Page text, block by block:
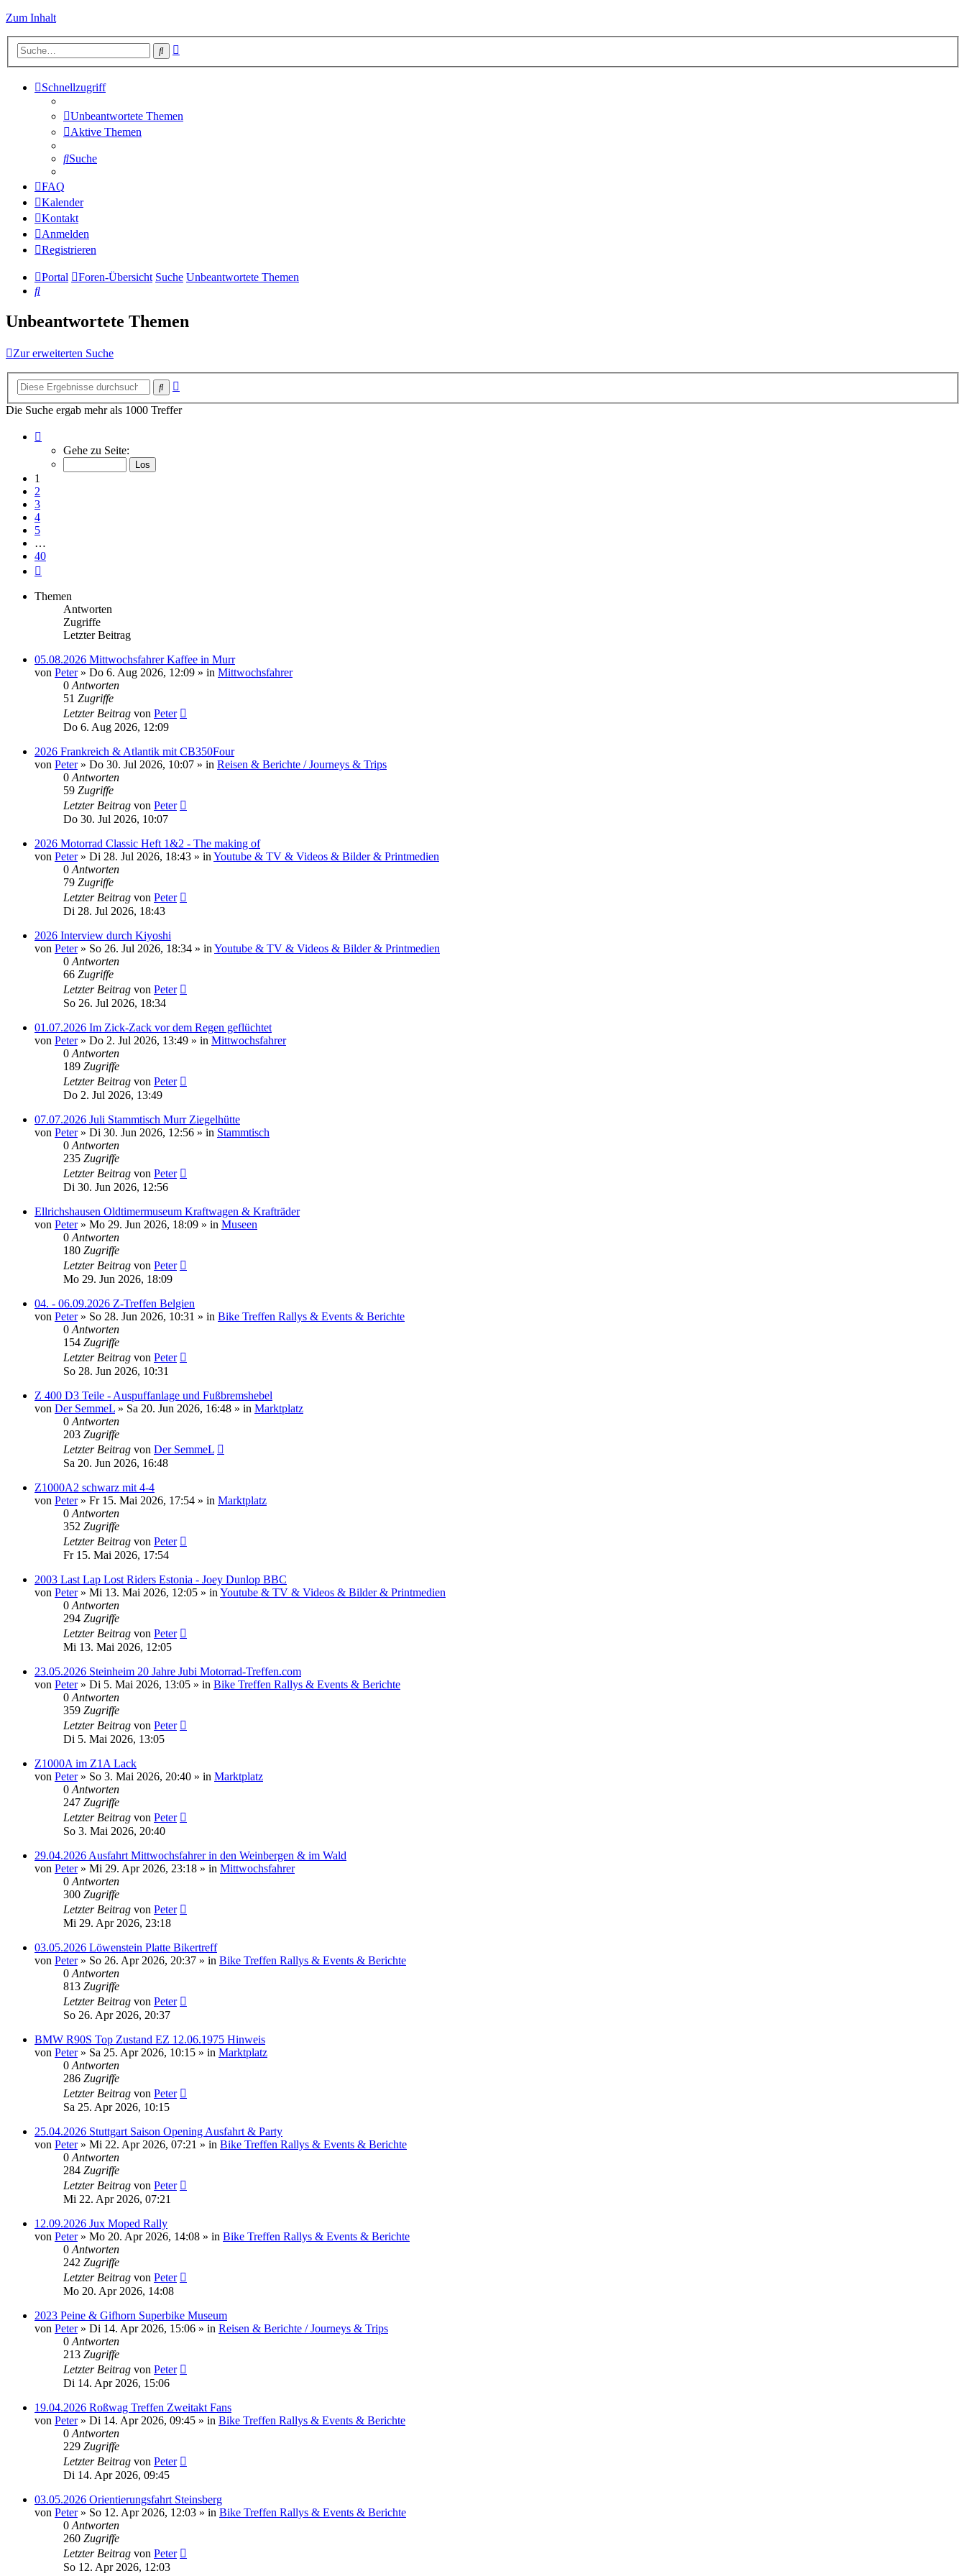
Zum Inhalt
Suche
Schnellzugriff
Unbeantwortete Themen
Aktive Themen
Suche
FAQ
Kalender
Kontakt
Anmelden
Registrieren
Portal Foren-Übersicht Suche Unbeantwortete Themen
Suche
Unbeantwortete Themen
Zur erweiterten Suche
Suche
Die Suche ergab mehr als 1000 Treffer
von
Gehe zu Seite:
1
2
3
4
5
…
40
Themen
Antworten
Zugriffe
Letzter Beitrag
05.08.2026 Mittwochsfahrer Kaffee in Murr
von Peter» Do 6. Aug 2026, 12:09 » in Mittwochsfahrer
0 Antworten
51 Zugriffe
Letzter Beitrag von Peter
Do 6. Aug 2026, 12:09
2026 Frankreich & Atlantik mit CB350Four
von Peter» Do 30. Jul 2026, 10:07 » in Reisen & Berichte / Journeys & Trips
0 Antworten
59 Zugriffe
Letzter Beitrag von Peter
Do 30. Jul 2026, 10:07
2026 Motorrad Classic Heft 1&2 - The making of
von Peter» Di 28. Jul 2026, 18:43 » in Youtube & TV & Videos & Bilder & Printmedien
0 Antworten
79 Zugriffe
Letzter Beitrag von Peter
Di 28. Jul 2026, 18:43
2026 Interview durch Kiyoshi
von Peter» So 26. Jul 2026, 18:34 » in Youtube & TV & Videos & Bilder & Printmedien
0 Antworten
66 Zugriffe
Letzter Beitrag von Peter
So 26. Jul 2026, 18:34
01.07.2026 Im Zick-Zack vor dem Regen geflüchtet
von Peter» Do 2. Jul 2026, 13:49 » in Mittwochsfahrer
0 Antworten
189 Zugriffe
Letzter Beitrag von Peter
Do 2. Jul 2026, 13:49
07.07.2026 Juli Stammtisch Murr Ziegelhütte
von Peter» Di 30. Jun 2026, 12:56 » in Stammtisch
0 Antworten
235 Zugriffe
Letzter Beitrag von Peter
Di 30. Jun 2026, 12:56
Ellrichshausen Oldtimermuseum Kraftwagen & Krafträder
von Peter» Mo 29. Jun 2026, 18:09 » in Museen
0 Antworten
180 Zugriffe
Letzter Beitrag von Peter
Mo 29. Jun 2026, 18:09
04. - 06.09.2026 Z-Treffen Belgien
von Peter» So 28. Jun 2026, 10:31 » in Bike Treffen Rallys & Events & Berichte
0 Antworten
154 Zugriffe
Letzter Beitrag von Peter
So 28. Jun 2026, 10:31
Z 400 D3 Teile - Auspuffanlage und Fußbremshebel
von Der SemmeL » Sa 20. Jun 2026, 16:48 » in Marktplatz
0 Antworten
203 Zugriffe
Letzter Beitrag von Der SemmeL
Sa 20. Jun 2026, 16:48
Z1000A2 schwarz mit 4-4
von Peter» Fr 15. Mai 2026, 17:54 » in Marktplatz
0 Antworten
352 Zugriffe
Letzter Beitrag von Peter
Fr 15. Mai 2026, 17:54
2003 Last Lap Lost Riders Estonia - Joey Dunlop BBC
von Peter» Mi 13. Mai 2026, 12:05 » in Youtube & TV & Videos & Bilder & Printmedien
0 Antworten
294 Zugriffe
Letzter Beitrag von Peter
Mi 13. Mai 2026, 12:05
23.05.2026 Steinheim 20 Jahre Jubi Motorrad-Treffen.com
von Peter» Di 5. Mai 2026, 13:05 » in Bike Treffen Rallys & Events & Berichte
0 Antworten
359 Zugriffe
Letzter Beitrag von Peter
Di 5. Mai 2026, 13:05
Z1000A im Z1A Lack
von Peter» So 3. Mai 2026, 20:40 » in Marktplatz
0 Antworten
247 Zugriffe
Letzter Beitrag von Peter
So 3. Mai 2026, 20:40
29.04.2026 Ausfahrt Mittwochsfahrer in den Weinbergen & im Wald
von Peter» Mi 29. Apr 2026, 23:18 » in Mittwochsfahrer
0 Antworten
300 Zugriffe
Letzter Beitrag von Peter
Mi 29. Apr 2026, 23:18
03.05.2026 Löwenstein Platte Bikertreff
von Peter» So 26. Apr 2026, 20:37 » in Bike Treffen Rallys & Events & Berichte
0 Antworten
813 Zugriffe
Letzter Beitrag von Peter
So 26. Apr 2026, 20:37
BMW R90S Top Zustand EZ 12.06.1975 Hinweis
von Peter» Sa 25. Apr 2026, 10:15 » in Marktplatz
0 Antworten
286 Zugriffe
Letzter Beitrag von Peter
Sa 25. Apr 2026, 10:15
25.04.2026 Stuttgart Saison Opening Ausfahrt & Party
von Peter» Mi 22. Apr 2026, 07:21 » in Bike Treffen Rallys & Events & Berichte
0 Antworten
284 Zugriffe
Letzter Beitrag von Peter
Mi 22. Apr 2026, 07:21
12.09.2026 Jux Moped Rally
von Peter» Mo 20. Apr 2026, 14:08 » in Bike Treffen Rallys & Events & Berichte
0 Antworten
242 Zugriffe
Letzter Beitrag von Peter
Mo 20. Apr 2026, 14:08
2023 Peine & Gifhorn Superbike Museum
von Peter» Di 14. Apr 2026, 15:06 » in Reisen & Berichte / Journeys & Trips
0 Antworten
213 Zugriffe
Letzter Beitrag von Peter
Di 14. Apr 2026, 15:06
19.04.2026 Roßwag Treffen Zweitakt Fans
von Peter» Di 14. Apr 2026, 09:45 » in Bike Treffen Rallys & Events & Berichte
0 Antworten
229 Zugriffe
Letzter Beitrag von Peter
Di 14. Apr 2026, 09:45
03.05.2026 Orientierungsfahrt Steinsberg
von Peter» So 12. Apr 2026, 12:03 » in Bike Treffen Rallys & Events & Berichte
0 Antworten
260 Zugriffe
Letzter Beitrag von Peter
So 12. Apr 2026, 12:03